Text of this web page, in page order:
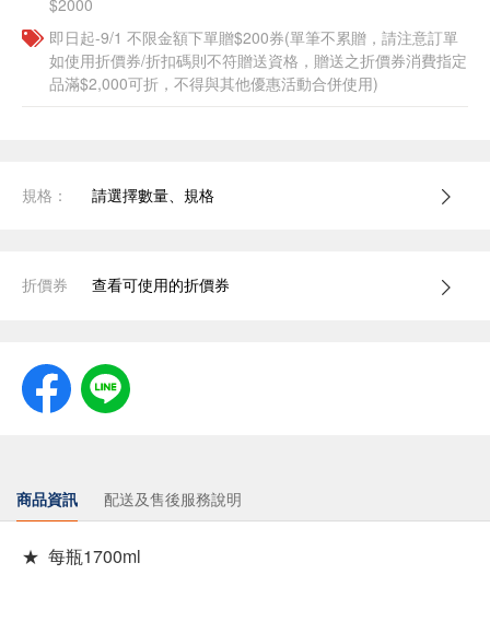
$2000
即日起-9/1 不限金額下單贈$200券(單筆不累贈，請注意訂單
如使用折價券/折扣碼則不符贈送資格，贈送之折價券消費指定
品滿$2,000可折，不得與其他優惠活動合併使用)
規格： 請選擇數量、規格
折價券 查看可使用的折價券
商品資訊 配送及售後服務說明
★ 每瓶1700ml